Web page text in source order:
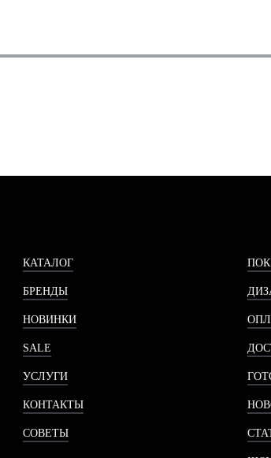
КАТАЛОГ
БРЕНДЫ
НОВИНКИ
SALE
УСЛУГИ
КОНТАКТЫ
СОВЕТЫ